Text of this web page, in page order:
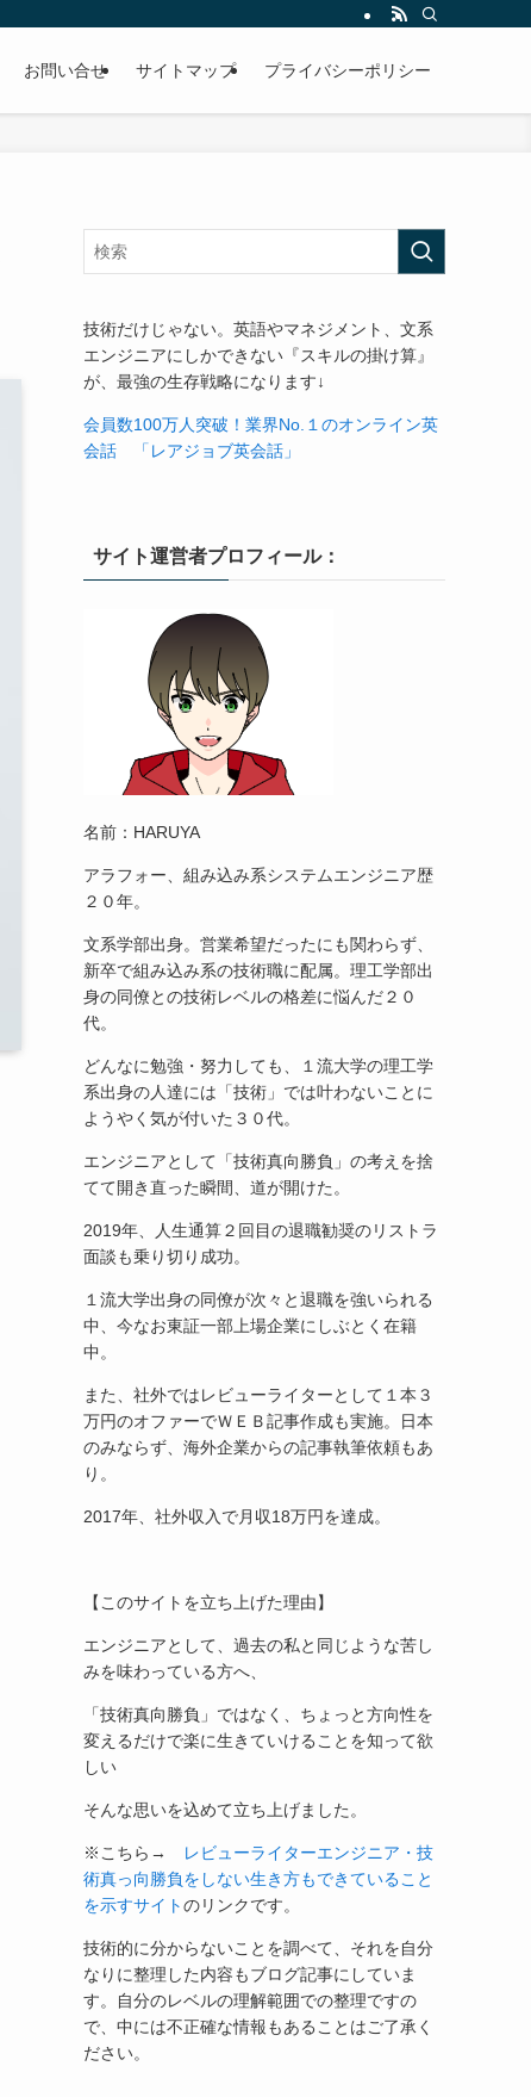
お問い合せ サイトマップ プライバシーポリシー
技術だけじゃない。英語やマネジメント、文系
エンジニアにしかできない『スキルの掛け算』
が、最強の生存戦略になります↓
会員数100万人突破！業界No.１のオンライン英
会話 「レアジョブ英会話」
サイト運営者プロフィール：
名前：HARUYA
アラフォー、組み込み系システムエンジニア歴
２０年。
文系学部出身。営業希望だったにも関わらず、
新卒で組み込み系の技術職に配属。理工学部出
身の同僚との技術レベルの格差に悩んだ２０
代。
どんなに勉強・努力しても、１流大学の理工学
系出身の人達には「技術」では叶わないことに
ようやく気が付いた３０代。
エンジニアとして「技術真向勝負」の考えを捨
てて開き直った瞬間、道が開けた。
2019年、人生通算２回目の退職勧奨のリストラ
面談も乗り切り成功。
１流大学出身の同僚が次々と退職を強いられる
中、今なお東証一部上場企業にしぶとく在籍
中。
また、社外ではレビューライターとして１本３
万円のオファーでＷＥＢ記事作成も実施。日本
のみならず、海外企業からの記事執筆依頼もあ
り。
2017年、社外収入で月収18万円を達成。
【このサイトを立ち上げた理由】
エンジニアとして、過去の私と同じような苦し
みを味わっている方へ、
「技術真向勝負」ではなく、ちょっと方向性を
変えるだけで楽に生きていけることを知って欲
しい
そんな思いを込めて立ち上げました。
※こちら→
レビューライターエンジニア・技
術真っ向勝負をしない生き方もできていること
を示すサイトのリンクです。
技術的に分からないことを調べて、それを自分
なりに整理した内容もブログ記事にしていま
す。自分のレベルの理解範囲での整理ですの
で、中には不正確な情報もあることはご了承く
ださい。